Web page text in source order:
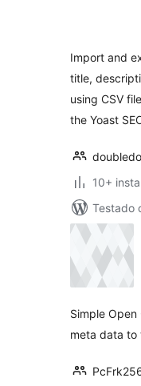
Import and
title,
using CSV
the Yoast
10+
Testado
Simple
meta data to